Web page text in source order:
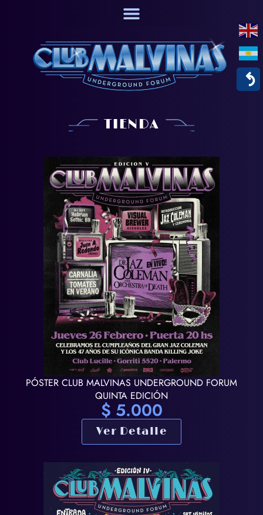
↶
TIENDA
PÓSTER CLUB MALVINAS UNDERGROUND FORUM
QUINTA EDICIÓN
$ 5.000
Ver Detalle